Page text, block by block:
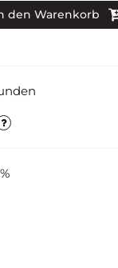
den Warenkorb